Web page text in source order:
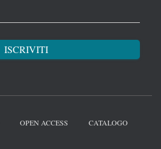
OPEN ACCESS CATALOGO